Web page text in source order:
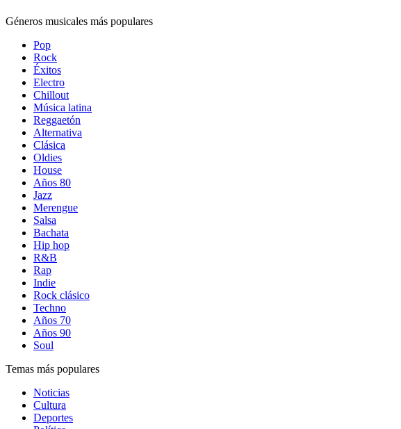
Géneros musicales más populares
Pop
Rock
Éxitos
Electro
Chillout
Música latina
Reggaetón
Alternativa
Clásica
Oldies
House
Años 80
Jazz
Merengue
Salsa
Bachata
Hip hop
R&B
Rap
Indie
Rock clásico
Techno
Años 70
Años 90
Soul
Temas más populares
Noticias
Cultura
Deportes